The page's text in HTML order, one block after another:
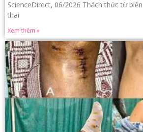
ScienceDirect, 06/2026 Thách thức từ
thai
Xem thêm »